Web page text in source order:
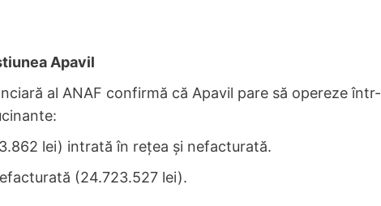
Apavil
al ANAF confirmă că Apavil pare să opereze într-
lei) intrată în rețea și nefacturată.
(24.723.527 lei).